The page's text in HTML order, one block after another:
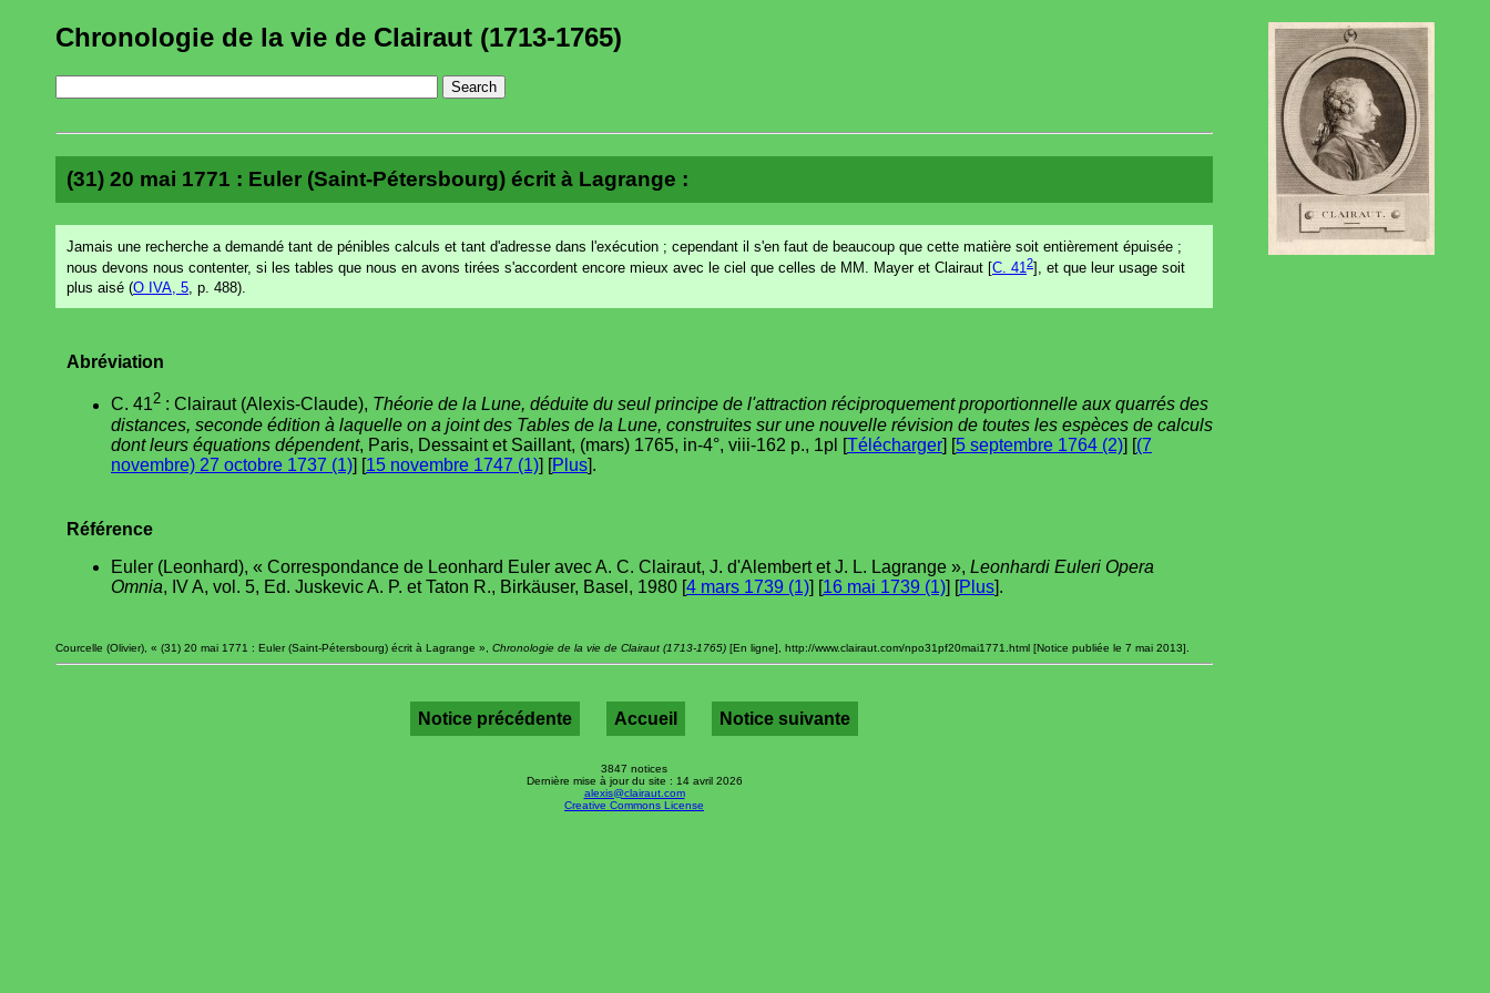
Chronologie de la vie de Clairaut (1713-1765)
(31) 20 mai 1771 : Euler (Saint-Pétersbourg) écrit à Lagrange :
Jamais une recherche a demandé tant de pénibles calculs et tant d'adresse dans l'exécution ; cependant il s'en faut de beaucoup que cette matière soit entièrement épuisée ;
nous devons nous contenter, si les tables que nous en avons tirées s'accordent encore mieux avec le ciel que celles de MM. Mayer et Clairaut [C. 412], et que leur usage soit
plus aisé (O IVA, 5, p. 488).
Abréviation
C. 412 : Clairaut (Alexis-Claude), Théorie de la Lune, déduite du seul principe de l'attraction réciproquement proportionnelle aux quarrés des
distances, seconde édition à laquelle on a joint des Tables de la Lune, construites sur une nouvelle révision de toutes les espèces de calculs
dont leurs équations dépendent, Paris, Dessaint et Saillant, (mars) 1765, in-4°, viii-162 p., 1pl [Télécharger] [5 septembre 1764 (2)] [(7
novembre) 27 octobre 1737 (1)] [15 novembre 1747 (1)] [Plus].
Référence
Euler (Leonhard), « Correspondance de Leonhard Euler avec A. C. Clairaut, J. d'Alembert et J. L. Lagrange », Leonhardi Euleri Opera
Omnia, IV A, vol. 5, Ed. Juskevic A. P. et Taton R., Birkäuser, Basel, 1980 [4 mars 1739 (1)] [16 mai 1739 (1)] [Plus].
Courcelle (Olivier), « (31) 20 mai 1771 : Euler (Saint-Pétersbourg) écrit à Lagrange », Chronologie de la vie de Clairaut (1713-1765) [En ligne], http://www.clairaut.com/npo31pf20mai1771.html [Notice publiée le 7 mai 2013].
Notice précédente Accueil Notice suivante
3847 notices
Dernière mise à jour du site : 14 avril 2026
alexis@clairaut.com
Creative Commons License